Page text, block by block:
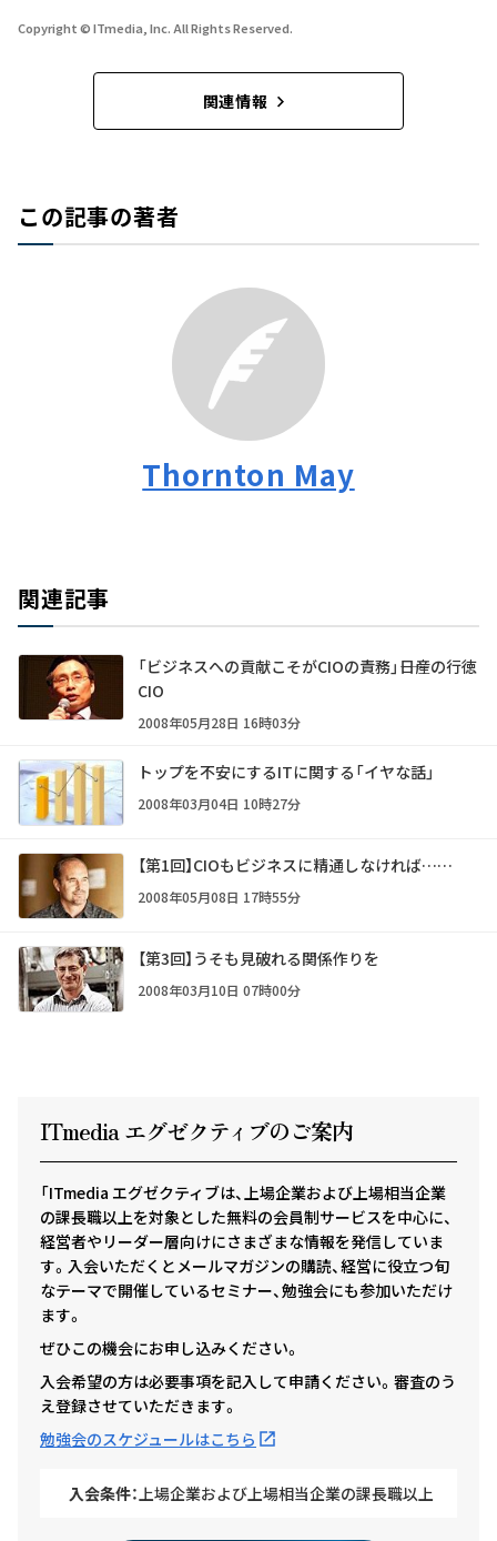
Copyright © ITmedia, Inc. All Rights Reserved.
関連情報
この記事の著者
Thornton May
関連記事
「ビジネスへの貢献こそがCIOの責務」――日産の行徳
CIO
2008年05月28日 16時03分
トップを不安にするITに関する「イヤな話」
2008年03月04日 10時27分
【第1回】CIOもビジネスに精通しなければ……
2008年05月08日 17時55分
【第3回】うそも見破れる関係作りを
2008年03月10日 07時00分
ITmedia エグゼクティ ブのご案内
「ITmedia エグゼクティブは、上場企業および上場相当企業
の課長職以上を対象とした無料の会員制サービスを中心に、
経営者やリーダー層向けにさまざまな情報を発信していま
す。入会いただくとメールマガジンの購読、経営に役立つ旬
なテーマで開催しているセミナー、勉強会にも参加いただけ
ます。
ぜひこの機会にお申し込みください。
入会希望の方は必要事項を記入して申請ください。審査のう
え登録させていただきます。
勉強会のスケジュールはこちら
入会条件： 上場企業および上場相当企業の課長職以上